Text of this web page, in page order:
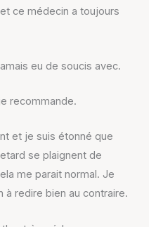
ce médecin a toujours
eu de soucis avec.
recommande.
et je suis étonné que
se plaignent de
me parait normal. Je
à redire bien au contraire.